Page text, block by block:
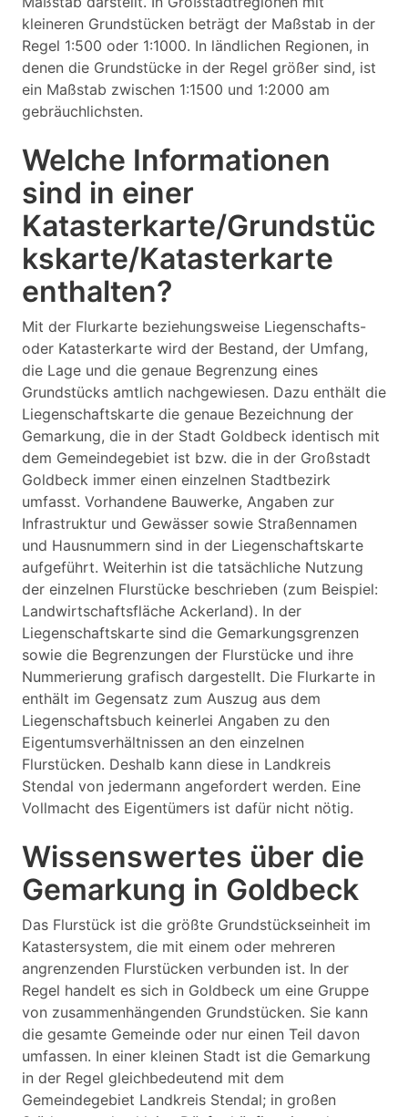
kleineren Grundstücken beträgt der Maßstab in der
Regel 1:500 oder 1:1000. In ländlichen Regionen, in
denen die Grundstücke in der Regel größer sind, ist
ein Maßstab zwischen 1:1500 und 1:2000 am
gebräuchlichsten.
Welche Informationen
sind in einer
Katasterkarte/Grundstüc
kskarte/Katasterkarte
enthalten?
Mit der Flurkarte beziehungsweise Liegenschafts-
oder Katasterkarte wird der Bestand, der Umfang,
die Lage und die genaue Begrenzung eines
Grundstücks amtlich nachgewiesen. Dazu enthält die
Liegenschaftskarte die genaue Bezeichnung der
Gemarkung, die in der Stadt Goldbeck identisch mit
dem Gemeindegebiet ist bzw. die in der Großstadt
Goldbeck immer einen einzelnen Stadtbezirk
umfasst. Vorhandene Bauwerke, Angaben zur
Infrastruktur und Gewässer sowie Straßennamen
und Hausnummern sind in der Liegenschaftskarte
aufgeführt. Weiterhin ist die tatsächliche Nutzung
der einzelnen Flurstücke beschrieben (zum Beispiel:
Landwirtschaftsfläche Ackerland). In der
Liegenschaftskarte sind die Gemarkungsgrenzen
sowie die Begrenzungen der Flurstücke und ihre
Nummerierung grafisch dargestellt. Die Flurkarte in
enthält im Gegensatz zum Auszug aus dem
Liegenschaftsbuch keinerlei Angaben zu den
Eigentumsverhältnissen an den einzelnen
Flurstücken. Deshalb kann diese in Landkreis
Stendal von jedermann angefordert werden. Eine
Vollmacht des Eigentümers ist dafür nicht nötig.
Wissenswertes über die
Gemarkung in Goldbeck
Das Flurstück ist die größte Grundstückseinheit im
Katastersystem, die mit einem oder mehreren
angrenzenden Flurstücken verbunden ist. In der
Regel handelt es sich in Goldbeck um eine Gruppe
von zusammenhängenden Grundstücken. Sie kann
die gesamte Gemeinde oder nur einen Teil davon
umfassen. In einer kleinen Stadt ist die Gemarkung
in der Regel gleichbedeutend mit dem
Gemeindegebiet Landkreis Stendal; in großen